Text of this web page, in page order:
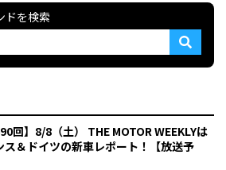
ドを検索
回】8/8（土） THE MOTOR WEEKLYは
ス＆ドイツの新車レポート！【放送予